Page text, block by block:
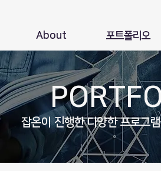
About 포트폴리오
잡온이 진행한 다양한 프로그